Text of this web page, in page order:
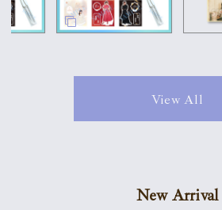
View All
New Arrival